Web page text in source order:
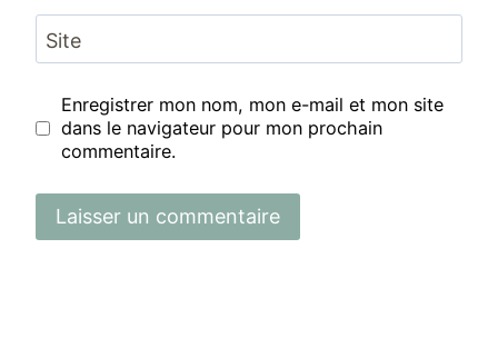
Site
Enregistrer mon nom, mon e-mail et mon site
dans le navigateur pour mon prochain
commentaire.